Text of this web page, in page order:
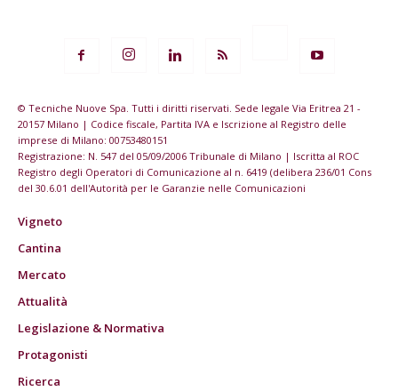
© Tecniche Nuove Spa. Tutti i diritti riservati. Sede legale Via Eritrea 21 -
20157 Milano | Codice fiscale, Partita IVA e Iscrizione al Registro delle
imprese di Milano: 00753480151
Registrazione: N. 547 del 05/09/2006 Tribunale di Milano | Iscritta al ROC
Registro degli Operatori di Comunicazione al n. 6419 (delibera 236/01 Cons
del 30.6.01 dell'Autorità per le Garanzie nelle Comunicazioni
Vigneto
Cantina
Mercato
Attualità
Legislazione & Normativa
Protagonisti
Ricerca